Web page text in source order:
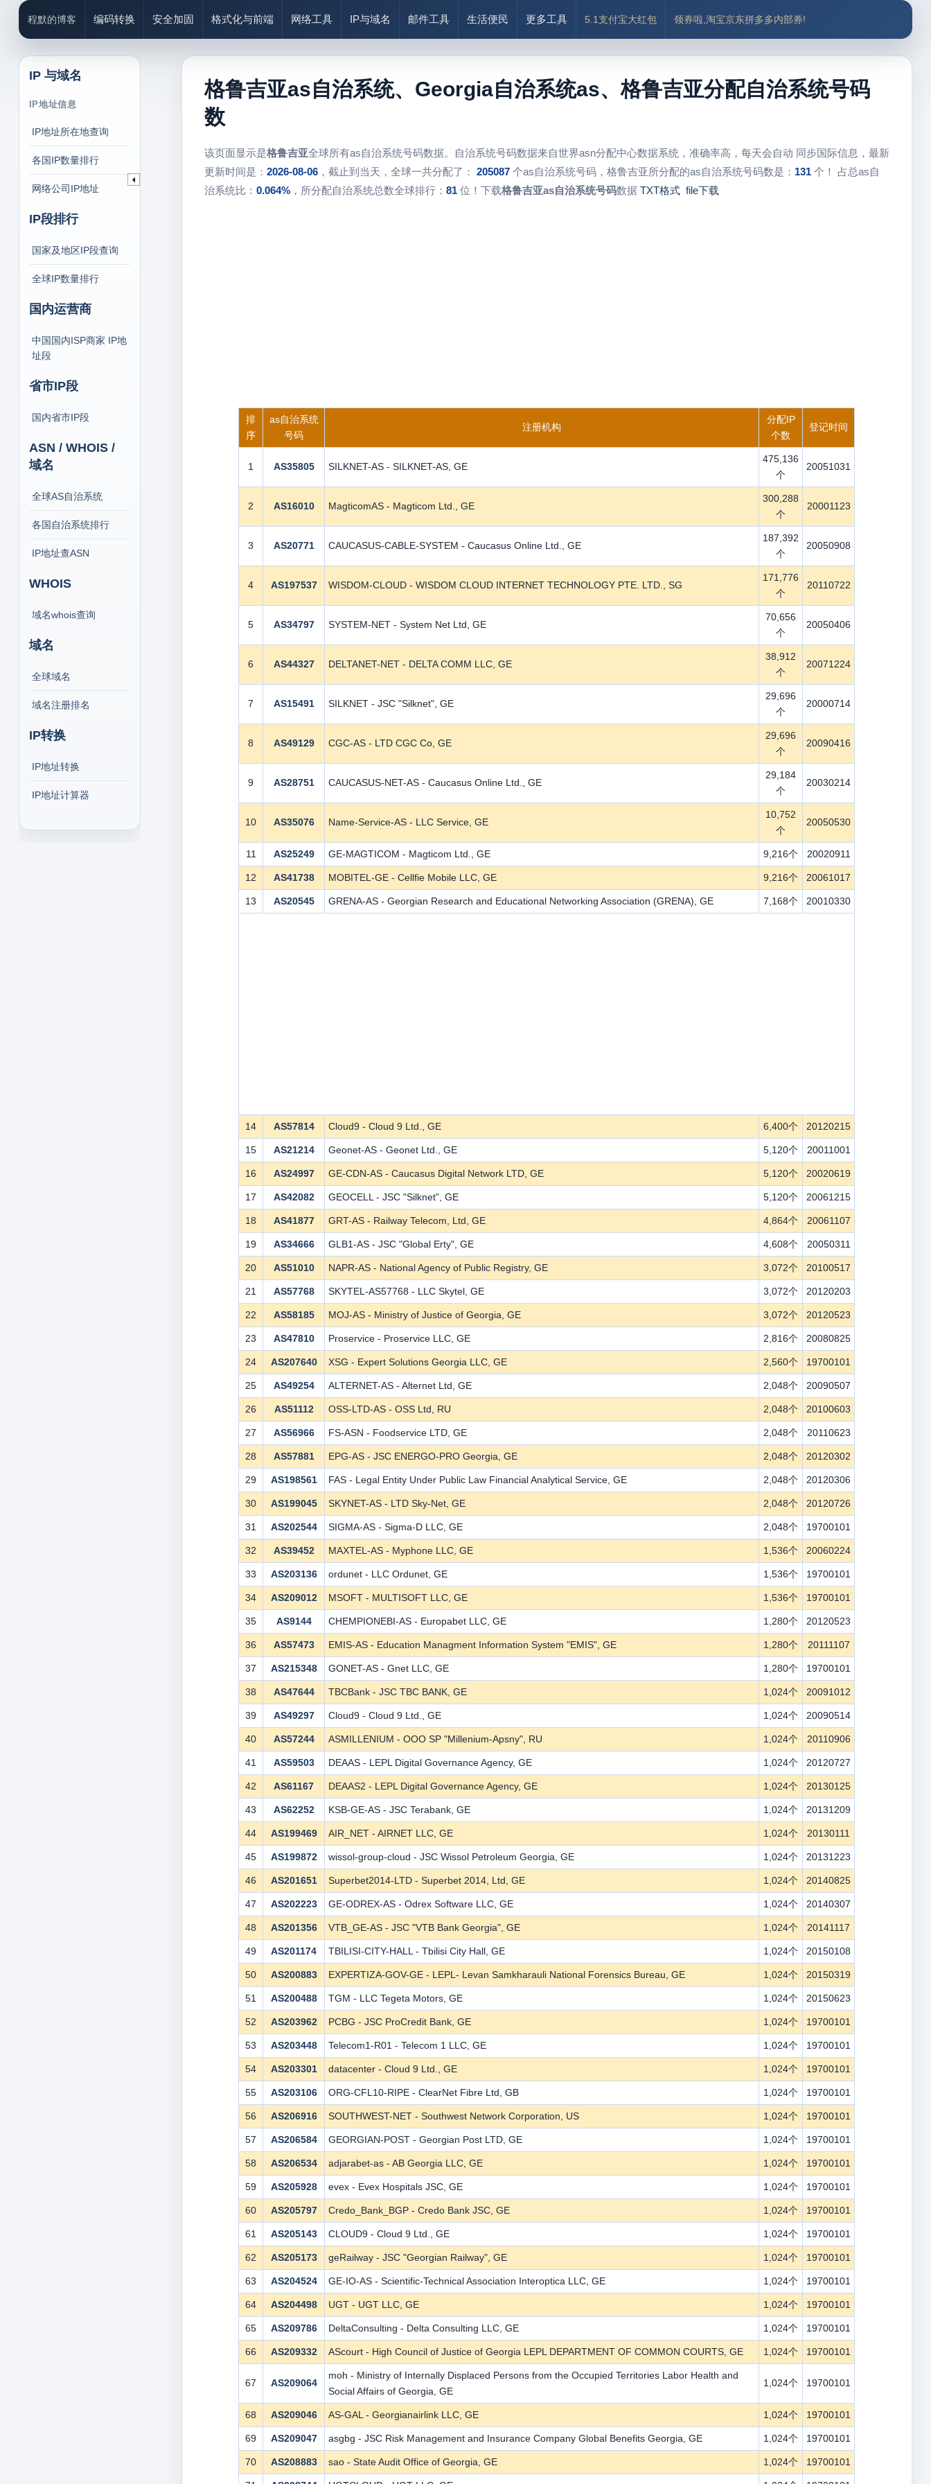
程默的博客 编码转换 安全加固 格式化与前端 网络工具 IP与域名 邮件工具 生活便民 更多工具 5.1支付宝大红包 领券啦,淘宝京东拼多多内部券!
IP 与域名
IP地址信息
IP地址所在地查询
各国IP数量排行
网络公司IP地址
IP段排行
国家及地区IP段查询
全球IP数量排行
国内运营商
中国国内ISP商家 IP地
址段
省市IP段
国内省市IP段
ASN / WHOIS /
域名
全球AS自治系统
各国自治系统排行
IP地址查ASN
WHOIS
域名whois查询
域名
全球域名
域名注册排名
IP转换
IP地址转换
IP地址计算器
格鲁吉亚as自治系统、Georgia自治系统as、格鲁吉亚分配自治系统号码
数
该页面显示是格鲁吉亚全球所有as自治系统号码数据。自治系统号码数据来自世界asn分配中心数据系统，准确率高，每天会自动 同步国际信息，最新
更新时间是： 2026-08-06，截止到当天，全球一共分配了： 205087个as自治系统号码，格鲁吉亚所分配的as自治系统号码数是： 131个！ 占总as自
治系统比： 0.064%，所分配自治系统总数全球排行： 81位！下载格鲁吉亚as自治系统号码数据 TXT格式 file下载
排
序
as自治系统
号码
注册机构
分配IP
个数
登记时间
1 AS35805 SILKNET-AS - SILKNET-AS, GE
475,136
个
20051031
2 AS16010 MagticomAS - Magticom Ltd., GE
300,288
个
20001123
3 AS20771 CAUCASUS-CABLE-SYSTEM - Caucasus Online Ltd., GE
187,392
个
20050908
4 AS197537 WISDOM-CLOUD - WISDOM CLOUD INTERNET TECHNOLOGY PTE. LTD., SG
171,776
个
20110722
5 AS34797 SYSTEM-NET - System Net Ltd, GE
70,656
个
20050406
6 AS44327 DELTANET-NET - DELTA COMM LLC, GE
38,912
个
20071224
7 AS15491 SILKNET - JSC "Silknet", GE
29,696
个
20000714
8 AS49129 CGC-AS - LTD CGC Co, GE
29,696
个
20090416
9 AS28751 CAUCASUS-NET-AS - Caucasus Online Ltd., GE
29,184
个
20030214
10 AS35076 Name-Service-AS - LLC Service, GE
10,752
个
20050530
11 AS25249 GE-MAGTICOM - Magticom Ltd., GE 9,216个 20020911
12 AS41738 MOBITEL-GE - Cellfie Mobile LLC, GE 9,216个 20061017
13 AS20545 GRENA-AS - Georgian Research and Educational Networking Association (GRENA), GE 7,168个 20010330
14 AS57814 Cloud9 - Cloud 9 Ltd., GE 6,400个 20120215
15 AS21214 Geonet-AS - Geonet Ltd., GE 5,120个 20011001
16 AS24997 GE-CDN-AS - Caucasus Digital Network LTD, GE 5,120个 20020619
17 AS42082 GEOCELL - JSC "Silknet", GE 5,120个 20061215
18 AS41877 GRT-AS - Railway Telecom, Ltd, GE 4,864个 20061107
19 AS34666 GLB1-AS - JSC "Global Erty", GE 4,608个 20050311
20 AS51010 NAPR-AS - National Agency of Public Registry, GE 3,072个 20100517
21 AS57768 SKYTEL-AS57768 - LLC Skytel, GE 3,072个 20120203
22 AS58185 MOJ-AS - Ministry of Justice of Georgia, GE 3,072个 20120523
23 AS47810 Proservice - Proservice LLC, GE 2,816个 20080825
24 AS207640 XSG - Expert Solutions Georgia LLC, GE 2,560个 19700101
25 AS49254 ALTERNET-AS - Alternet Ltd, GE 2,048个 20090507
26 AS51112 OSS-LTD-AS - OSS Ltd, RU 2,048个 20100603
27 AS56966 FS-ASN - Foodservice LTD, GE 2,048个 20110623
28 AS57881 EPG-AS - JSC ENERGO-PRO Georgia, GE 2,048个 20120302
29 AS198561 FAS - Legal Entity Under Public Law Financial Analytical Service, GE 2,048个 20120306
30 AS199045 SKYNET-AS - LTD Sky-Net, GE 2,048个 20120726
31 AS202544 SIGMA-AS - Sigma-D LLC, GE 2,048个 19700101
32 AS39452 MAXTEL-AS - Myphone LLC, GE 1,536个 20060224
33 AS203136 ordunet - LLC Ordunet, GE 1,536个 19700101
34 AS209012 MSOFT - MULTISOFT LLC, GE 1,536个 19700101
35 AS9144 CHEMPIONEBI-AS - Europabet LLC, GE 1,280个 20120523
36 AS57473 EMIS-AS - Education Managment Information System "EMIS", GE 1,280个 20111107
37 AS215348 GONET-AS - Gnet LLC, GE 1,280个 19700101
38 AS47644 TBCBank - JSC TBC BANK, GE 1,024个 20091012
39 AS49297 Cloud9 - Cloud 9 Ltd., GE 1,024个 20090514
40 AS57244 ASMILLENIUM - OOO SP "Millenium-Apsny", RU 1,024个 20110906
41 AS59503 DEAAS - LEPL Digital Governance Agency, GE 1,024个 20120727
42 AS61167 DEAAS2 - LEPL Digital Governance Agency, GE 1,024个 20130125
43 AS62252 KSB-GE-AS - JSC Terabank, GE 1,024个 20131209
44 AS199469 AIR_NET - AIRNET LLC, GE 1,024个 20130111
45 AS199872 wissol-group-cloud - JSC Wissol Petroleum Georgia, GE 1,024个 20131223
46 AS201651 Superbet2014-LTD - Superbet 2014, Ltd, GE 1,024个 20140825
47 AS202223 GE-ODREX-AS - Odrex Software LLC, GE 1,024个 20140307
48 AS201356 VTB_GE-AS - JSC "VTB Bank Georgia", GE 1,024个 20141117
49 AS201174 TBILISI-CITY-HALL - Tbilisi City Hall, GE 1,024个 20150108
50 AS200883 EXPERTIZA-GOV-GE - LEPL- Levan Samkharauli National Forensics Bureau, GE 1,024个 20150319
51 AS200488 TGM - LLC Tegeta Motors, GE 1,024个 20150623
52 AS203962 PCBG - JSC ProCredit Bank, GE 1,024个 19700101
53 AS203448 Telecom1-R01 - Telecom 1 LLC, GE 1,024个 19700101
54 AS203301 datacenter - Cloud 9 Ltd., GE 1,024个 19700101
55 AS203106 ORG-CFL10-RIPE - ClearNet Fibre Ltd, GB 1,024个 19700101
56 AS206916 SOUTHWEST-NET - Southwest Network Corporation, US 1,024个 19700101
57 AS206584 GEORGIAN-POST - Georgian Post LTD, GE 1,024个 19700101
58 AS206534 adjarabet-as - AB Georgia LLC, GE 1,024个 19700101
59 AS205928 evex - Evex Hospitals JSC, GE 1,024个 19700101
60 AS205797 Credo_Bank_BGP - Credo Bank JSC, GE 1,024个 19700101
61 AS205143 CLOUD9 - Cloud 9 Ltd., GE 1,024个 19700101
62 AS205173 geRailway - JSC "Georgian Railway", GE 1,024个 19700101
63 AS204524 GE-IO-AS - Scientific-Technical Association Interoptica LLC, GE 1,024个 19700101
64 AS204498 UGT - UGT LLC, GE 1,024个 19700101
65 AS209786 DeltaConsulting - Delta Consulting LLC, GE 1,024个 19700101
66 AS209332 AScourt - High Council of Justice of Georgia LEPL DEPARTMENT OF COMMON COURTS, GE 1,024个 19700101
67 AS209064
moh - Ministry of Internally Displaced Persons from the Occupied Territories Labor Health and
Social Affairs of Georgia, GE
1,024个 19700101
68 AS209046 AS-GAL - Georgianairlink LLC, GE 1,024个 19700101
69 AS209047 asgbg - JSC Risk Management and Insurance Company Global Benefits Georgia, GE 1,024个 19700101
70 AS208883 sao - State Audit Office of Georgia, GE 1,024个 19700101